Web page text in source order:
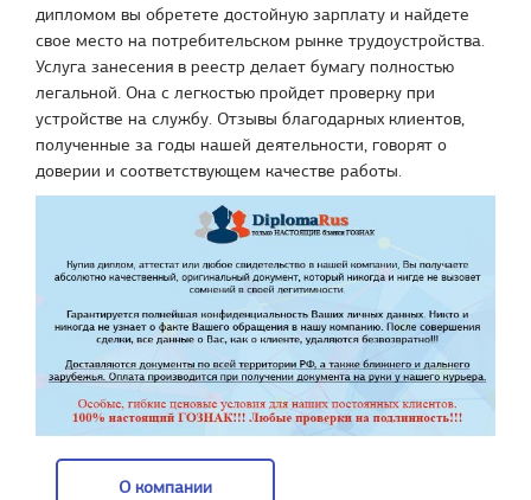
дипломом вы обретете достойную зарплату и найдете
свое место на потребительском рынке трудоустройства.
Услуга занесения в реестр делает бумагу полностью
легальной. Она с легкостью пройдет проверку при
устройстве на службу. Отзывы благодарных клиентов,
полученные за годы нашей деятельности, говорят о
доверии и соответствующем качестве работы.
О компании